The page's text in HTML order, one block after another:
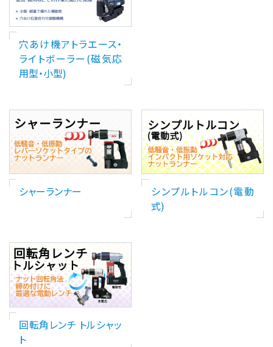
穴あけ機アトラエース・
ライトボーラー(磁気応
用型・小型)
シャーランナー
シンプルトルコン(電動
式)
回転角レンチ トルシャッ
ト